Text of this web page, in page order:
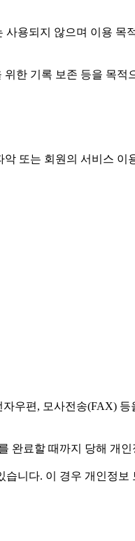
용되지 않으며 이용 목
한 기록 보존 등을 목적
또는 회원의 서비스
우편, 모사전송(FAX)
완료할 때까지 당해 개
니다. 이 경우 개인정